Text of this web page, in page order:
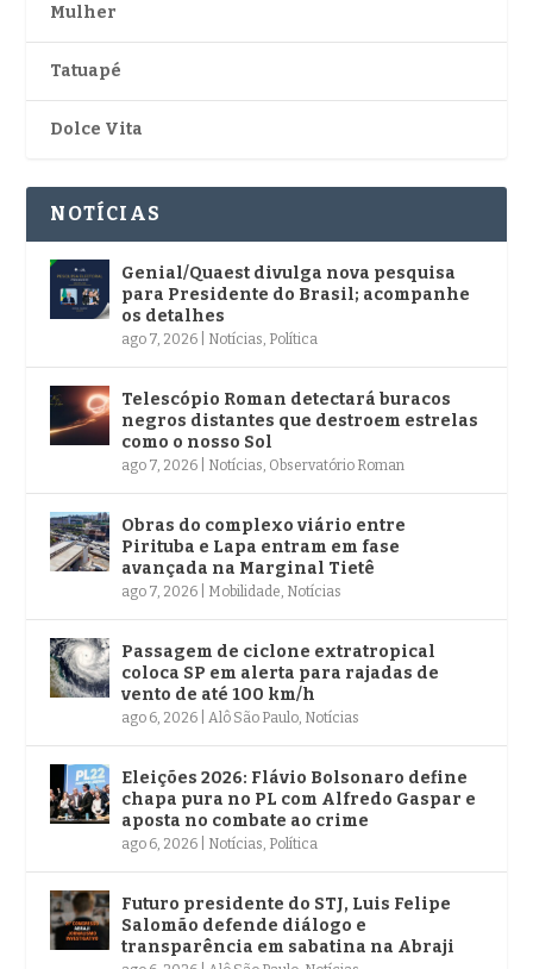
Mulher
Tatuapé
Dolce Vita
NOTÍCIAS
Genial/Quaest divulga nova pesquisa
para Presidente do Brasil; acompanhe
os detalhes
ago 7, 2026 Notícias, Política
Telescópio Roman detectará buracos
negros distantes que destroem estrelas
como o nosso Sol
ago 7, 2026 Notícias, Observatório Roman
Obras do complexo viário entre
Pirituba e Lapa entram em fase
avançada na Marginal Tietê
ago 7, 2026 Mobilidade, Notícias
Passagem de ciclone extratropical
coloca SP em alerta para rajadas de
vento de até 100 km/h
ago 6, 2026 |Alô São Paulo, Notícias
Eleições 2026: Flávio Bolsonaro define
chapa pura no PL com Alfredo Gaspar e
aposta no combate ao crime
ago 6, 2026 Notícias, Política
Futuro presidente do STJ, Luis Felipe
Salomão defende diálogo e
transparência em sabatina na Abraji